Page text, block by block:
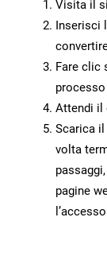
Visita il
Inserisci
Fare clic
Attendi il
Scarica
volta
pagine